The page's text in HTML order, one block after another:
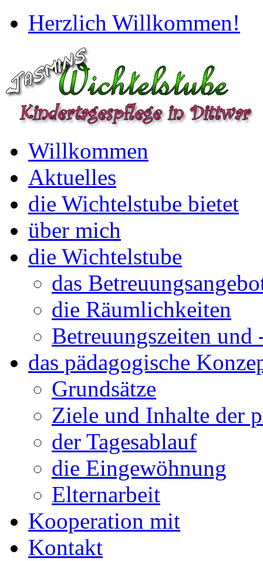
Herzlich Willkommen!
Willkommen
Aktuelles
die Wichtelstube bietet
über mich
die Wichtelstube
das
die Räumlichkeiten
Betreuungszeiten und
das pädagogische
Grundsätze
Ziele und Inhalte der
der Tagesablauf
die Eingewöhnung
Elternarbeit
Kooperation mit
Kontakt